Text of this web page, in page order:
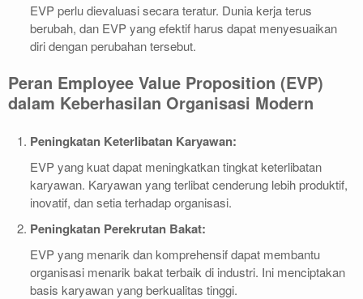
EVP perlu dievaluasi secara teratur. Dunia kerja terus
berubah, dan EVP yang efektif harus dapat menyesuaikan
diri dengan perubahan tersebut.
Peran Employee Value Proposition (EVP)
dalam Keberhasilan Organisasi Modern
Peningkatan Keterlibatan Karyawan:
EVP yang kuat dapat meningkatkan tingkat keterlibatan
karyawan. Karyawan yang terlibat cenderung lebih produktif,
inovatif, dan setia terhadap organisasi.
Peningkatan Perekrutan Bakat:
EVP yang menarik dan komprehensif dapat membantu
organisasi menarik bakat terbaik di industri. Ini menciptakan
basis karyawan yang berkualitas tinggi.